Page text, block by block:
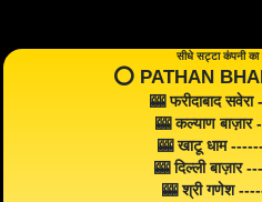
सीधे सट्टा कंपनी
⭕️ PATHAN
🎰 फरीदाबाद
🎰 कल्याण
🎰 खाटू धाम
🎰 दिल्ली बाज़ार
🎰 श्री गणेश